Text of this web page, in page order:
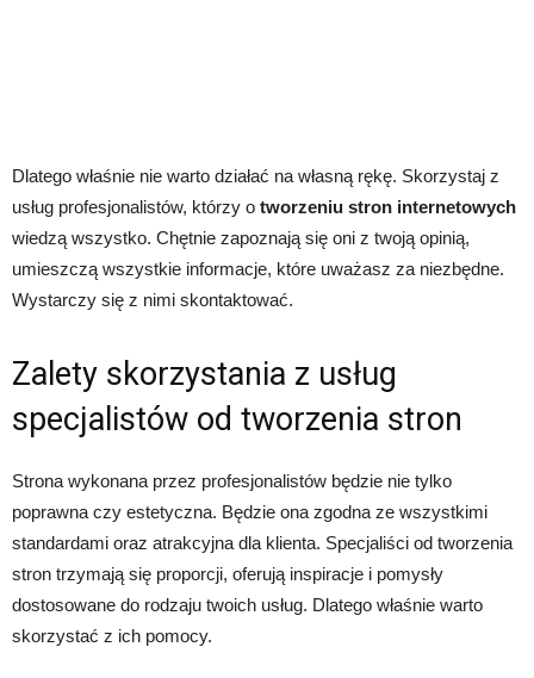
Dlatego właśnie nie warto działać na własną rękę. Skorzystaj z
usług profesjonalistów, którzy o tworzeniu stron internetowych
wiedzą wszystko. Chętnie zapoznają się oni z twoją opinią,
umieszczą wszystkie informacje, które uważasz za niezbędne.
Wystarczy się z nimi skontaktować.
Zalety skorzystania z usług
specjalistów od tworzenia stron
Strona wykonana przez profesjonalistów będzie nie tylko
poprawna czy estetyczna. Będzie ona zgodna ze wszystkimi
standardami oraz atrakcyjna dla klienta. Specjaliści od tworzenia
stron trzymają się proporcji, oferują inspiracje i pomysły
dostosowane do rodzaju twoich usług. Dlatego właśnie warto
skorzystać z ich pomocy.